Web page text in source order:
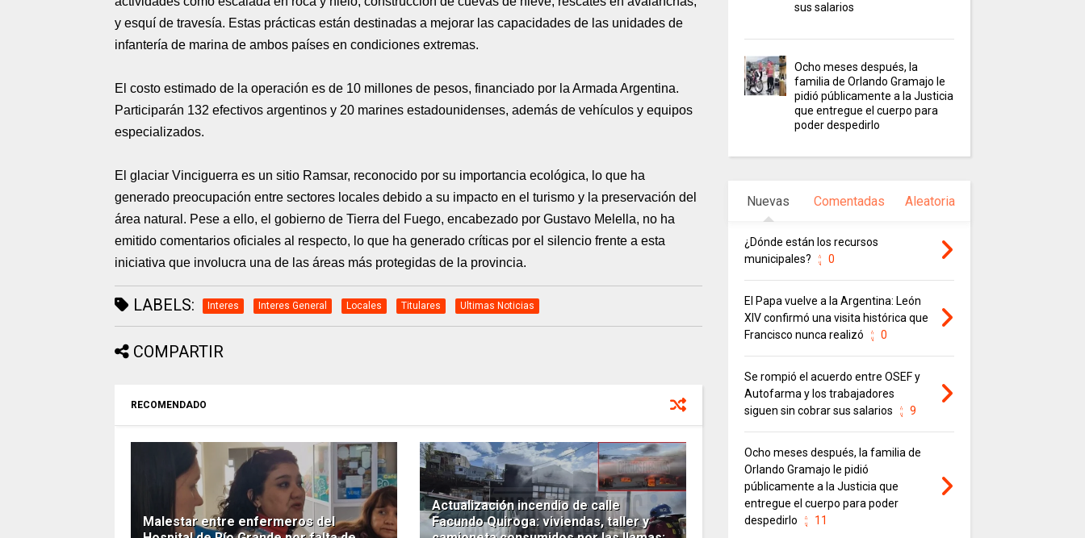
y esquí de travesía. Estas prácticas están destinadas a mejorar las capacidades de las unidades de
infantería de marina de ambos países en condiciones extremas.
El costo estimado de la operación es de 10 millones de pesos, financiado por la Armada Argentina.
Participarán 132 efectivos argentinos y 20 marines estadounidenses, además de vehículos y equipos
especializados.
El glaciar Vinciguerra es un sitio Ramsar, reconocido por su importancia ecológica, lo que ha
generado preocupación entre sectores locales debido a su impacto en el turismo y la preservación del
área natural. Pese a ello, el gobierno de Tierra del Fuego, encabezado por Gustavo Melella, no ha
emitido comentarios oficiales al respecto, lo que ha generado críticas por el silencio frente a esta
iniciativa que involucra una de las áreas más protegidas de la provincia.
LABELS: Interes Interes General Locales Titulares Ultimas Noticias
COMPARTIR
RECOMENDADO
Malestar entre enfermeros del
Actualización incendio de calle
Facundo Quiroga: viviendas, taller y
sus salarios
Ocho meses después, la
familia de Orlando Gramajo le
pidió públicamente a la Justicia
que entregue el cuerpo para
poder despedirlo
Nuevas Comentadas Aleatoria
¿Dónde están los recursos
municipales?
0
El Papa vuelve a la Argentina: León
XIV confirmó una visita histórica que
Francisco nunca realizó
0
Se rompió el acuerdo entre OSEF y
Autofarma y los trabajadores
siguen sin cobrar sus salarios
9
Ocho meses después, la familia de
Orlando Gramajo le pidió
públicamente a la Justicia que
entregue el cuerpo para poder
despedirlo
11